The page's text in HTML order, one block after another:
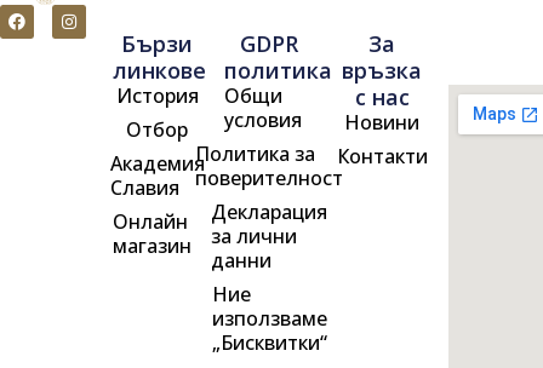
F
a
c
I
n
s
Бързи
линкове
История
Отбор
Академия
Славия
Онлайн
магазин
GDPR
политика
Общи
условия
Политика за
поверителност
Декларация
за лични
данни
Ние
използваме
„Бисквитки“
За
връзка
с нас
Новини
Контакти